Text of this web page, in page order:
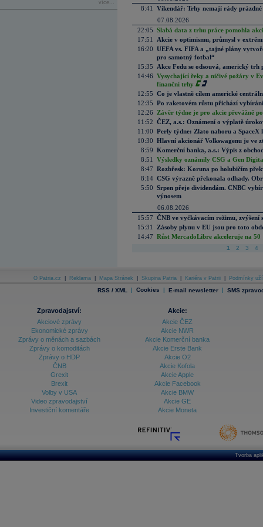
více...
8:41
Víkendář: Trhy nemají rády prázdné
07.08.2026
22:05 Slabá data z trhu práce pomohla
17:51
Akcie v optimismu, průmysl v
16:20 UEFA vs. FIFA a „tajné plány
pro samotný fotbal“
15:35
Akce Fedu se odsouvá, americký
14:46 Vysychající řeky a ničivé požáry v
finanční trhy
12:55 Co je vlastně cílem americké
12:35 Po raketovém růstu přichází
12:26
Závěr týdne je pro akcie převážně
11:52 ČEZ, a.s.: Oznámení o výplatě
11:00 Perly týdne: Zlato nahoru a SpaceX
10:30 Hlavní akcionář Volkswagenu je ve
8:59 Komerční banka, a.s.: Výpis z
8:51
Výsledky oznámily CSG a Gen
8:47 Rozbřesk: Koruna po holubičím
8:14 CSG výrazně překonala odhady.
5:50 Srpen přeje dividendám. CNBC
výnosem
06.08.2026
15:57 ČNB ve vyčkávacím režimu, zvýšení
15:31
Zásoby plynu v EU jsou pro toto
14:47 Růst MercadoLibre akceleruje na
1 2 3 4
O Patria.cz Reklama Mapa Stránek Skupina Patria Kariéra v Patrii Podmínky
RSS / XML | Cookies | E-mail newsletter | SMS
Zpravodajství:
Akciové zprávy
Ekonomické zprávy
Zprávy o měnách a sazbách
Zprávy o komoditách
Zprávy o HDP
ČNB
Grexit
Brexit
Volby v USA
Video zpravodajství
Investiční komentáře
Akcie:
Akcie ČEZ
Akcie NWR
Akcie Komerční banka
Akcie Erste Bank
Akcie O2
Akcie Kofola
Akcie Apple
Akcie Facebook
Akcie BMW
Akcie GE
Akcie Moneta
Tvorba